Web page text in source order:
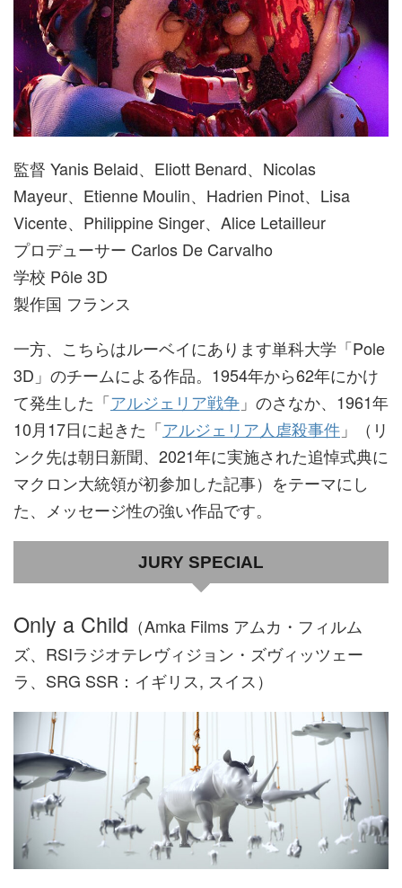
監督 Yanis Belaid、Eliott Benard、Nicolas
Mayeur、Etienne Moulin、Hadrien Pinot、Lisa
Vicente、Philippine Singer、Alice Letailleur
プロデューサー Carlos De Carvalho
学校 Pôle 3D
製作国 フランス
一方、こちらはルーベイにあります単科大学「Pole
3D」のチームによる作品。1954年から62年にかけ
て発生した「アルジェリア戦争 」のさなか、1961年
10月17日に起きた「アルジェリア人虐殺事件 」（リ
ンク先は朝日新聞、2021年に実施された追悼式典に
マクロン大統領が初参加した記事）をテーマにし
た、メッセージ性の強い作品です。
JURY SPECIAL
Only a Child （Amka Films アムカ・フィルム
ズ、RSIラジオテレヴィジョン・ズヴィッツェー
ラ、SRG SSR：イギリス, スイス）